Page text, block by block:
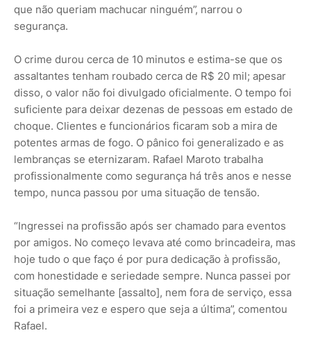
que não queriam machucar ninguém”, narrou o
segurança.
O crime durou cerca de 10 minutos e estima-se que os
assaltantes tenham roubado cerca de R$ 20 mil; apesar
disso, o valor não foi divulgado oficialmente. O tempo foi
suficiente para deixar dezenas de pessoas em estado de
choque. Clientes e funcionários ficaram sob a mira de
potentes armas de fogo. O pânico foi generalizado e as
lembranças se eternizaram. Rafael Maroto trabalha
profissionalmente como segurança há três anos e nesse
tempo, nunca passou por uma situação de tensão.
“Ingressei na profissão após ser chamado para eventos
por amigos. No começo levava até como brincadeira, mas
hoje tudo o que faço é por pura dedicação à profissão,
com honestidade e seriedade sempre. Nunca passei por
situação semelhante [assalto], nem fora de serviço, essa
foi a primeira vez e espero que seja a última”, comentou
Rafael.